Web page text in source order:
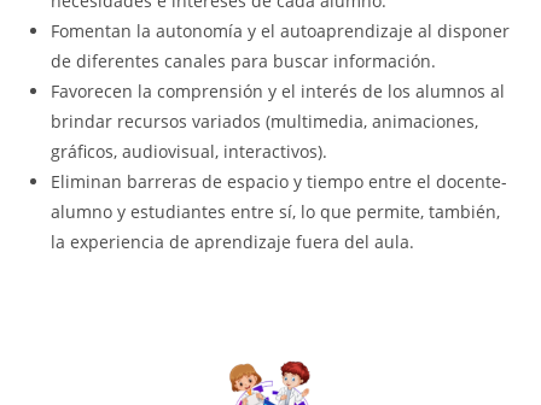
Fomentan la autonomía y el autoaprendizaje al disponer
de diferentes canales para buscar información.
Favorecen la comprensión y el interés de los alumnos al
brindar recursos variados (multimedia, animaciones,
gráficos, audiovisual, interactivos).
Eliminan barreras de espacio y tiempo entre el docente-
alumno y estudiantes entre sí, lo que permite, también,
la experiencia de aprendizaje fuera del aula.